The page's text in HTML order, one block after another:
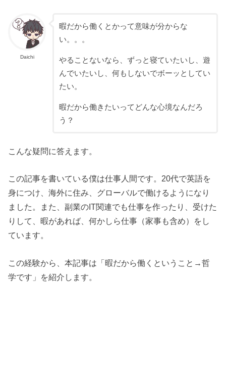
Daichi
暇だから働くとかって意味が分からな
い。。。
やることないなら、ずっと寝ていたいし、遊
んでいたいし、何もしないでボーッとしてい
たい。
暇だから働きたいってどんな心境なんだろ
う？
こんな疑問に答えます。
この記事を書いている僕は仕事人間です。20代で英語を
身につけ、海外に住み、グローバルで働けるようになり
ました。また、副業のIT関連でも仕事を作ったり、受けた
りして、暇があれば、何かしら仕事（家事も含め）をし
ています。
この経験から、本記事は「暇だから働くということ→哲
学です」を紹介します。